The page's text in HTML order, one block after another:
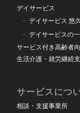
デイサービス
デイサービス 悠
デイサービスの
サービス付き高齢者
生活介護・就労継続
サービスにつ
相談・支援事業所